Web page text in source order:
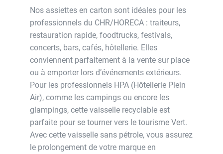
Nos assiettes en carton sont idéales pour les
professionnels du CHR/HORECA : traiteurs,
restauration rapide, foodtrucks, festivals,
concerts, bars, cafés, hôtellerie. Elles
conviennent parfaitement à la vente sur place
ou à emporter lors d’événements extérieurs.
Pour les professionnels HPA (Hôtellerie Plein
Air), comme les campings ou encore les
glampings, cette vaisselle recyclable est
parfaite pour se tourner vers le tourisme Vert.
Avec cette vaisselle sans pétrole, vous assurez
le prolongement de votre marque en